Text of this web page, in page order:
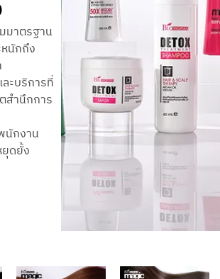
มาตรฐาน
นักถึง
ะบริการที่
ำนึกการ
นักงาน
ดยั้ง